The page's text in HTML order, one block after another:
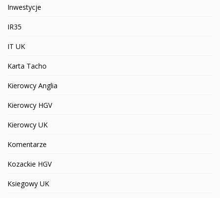
Inwestycje
IR35
IT UK
Karta Tacho
Kierowcy Anglia
Kierowcy HGV
Kierowcy UK
Komentarze
Kozackie HGV
Ksiegowy UK